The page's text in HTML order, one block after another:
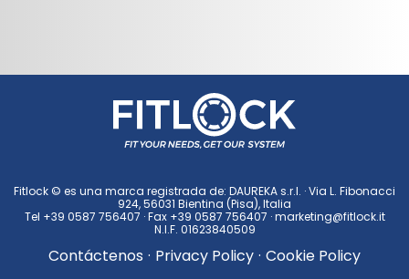
Fitlock © es una marca registrada de: DAUREKA s.r.l. · Via L. Fibonacci
924, 56031 Bientina (Pisa), Italia
Tel +39 0587 756407 · Fax +39 0587 756407 ·marketing@fitlock.it
N.I.F. 01623840509
Contáctenos · Privacy Policy · Cookie Policy